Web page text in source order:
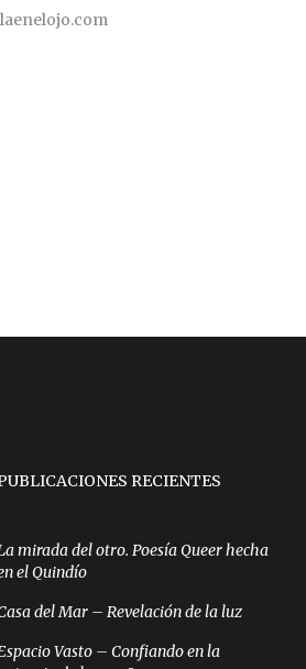
RECIENTES
mirada del otro. Poesía Queer hecha
el Quindío
del Mar – Revelación de la luz
Vasto – Confiando en la